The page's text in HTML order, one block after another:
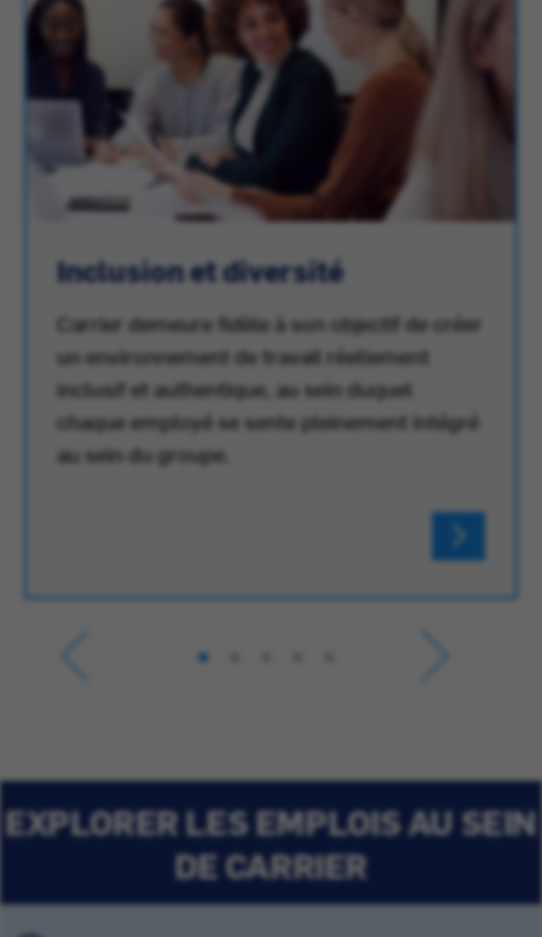
Inclusion et diversité
Carrier demeure fidèle à son objectif de créer
un environnement de travail réellement
inclusif et authentique, au sein duquel
chaque employé se sente pleinement intégré
au sein du groupe.
EXPLORER LES EMPLOIS AU SEIN
DE CARRIER